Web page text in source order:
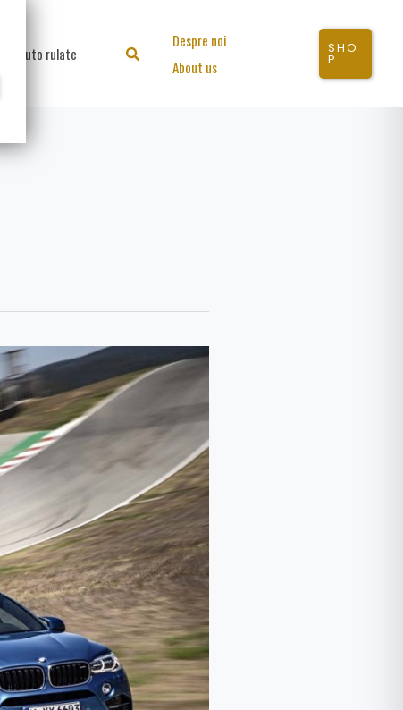
Auto rulate Search
Despre noi
About us
SHO
P